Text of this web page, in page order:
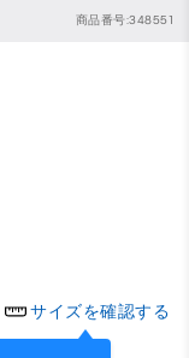
商品番号:348551
サイズを確認する